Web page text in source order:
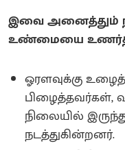
இவை அனைத்தும்
உண்மையை
ஓரளவுக்கு
பிழைத்தவர்கள்,
நிலையில்
நடத்துகின்றனர்.